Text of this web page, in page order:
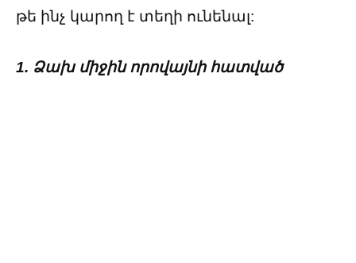
թե ինչ կարող է տեղի ունենալ:
1. Ձախ միջին որովայնի հատված